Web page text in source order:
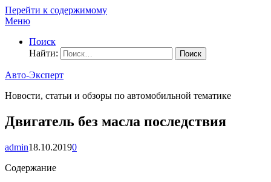
Перейти к содержимому
Меню
Поиск
Найти:
Авто-Эксперт
Новости, статьи и обзоры по автомобильной тематике
Двигатель без масла последствия
admin18.10.20190
Содержание